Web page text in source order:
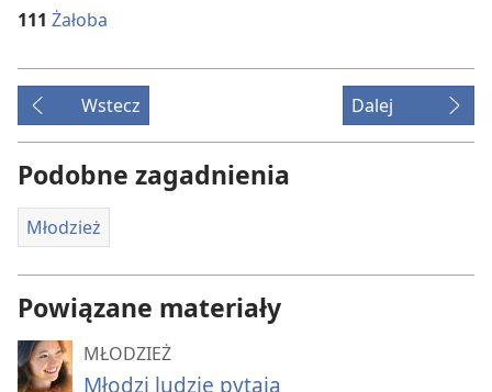
111 Żałoba
Wstecz Dalej
Podobne zagadnienia
Młodzież
Powiązane materiały
MŁODZIEŻ
Młodzi ludzie pytają